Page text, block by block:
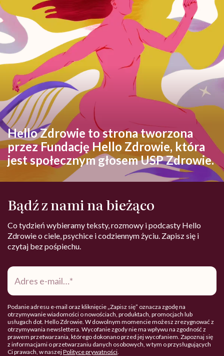
Hello Zdrowie to strona tworzona
przez Fundację Hello Zdrowie, która
jest społecznym głosem USP Zdrowie.
Bądź z nami na bieżąco
Co tydzień wybieramy teksty, rozmowy i podcasty Hello
Zdrowie o ciele, psychice i codziennym życiu. Zapisz się i
czytaj bez pośpiechu.
Adres
mail*
Podanie adresu e-mail oraz kliknięcie „Zapisz się” oznacza zgodę na
otrzymywanie wiadomości o nowościach, produktach, promocjach lub
usługach dot. Hello Zdrowie. W dowolnym momencie możesz zrezygnować z
otrzymywania newslettera. Wycofanie zgody nie ma wpływu na zgodność z
prawem przetwarzania, którego dokonano przed jej wycofaniem. Zapoznaj się
z informacjami o przetwarzaniu danych osobowych, w tym o przysługujących
Ci prawach, w naszejPolityce prywatności